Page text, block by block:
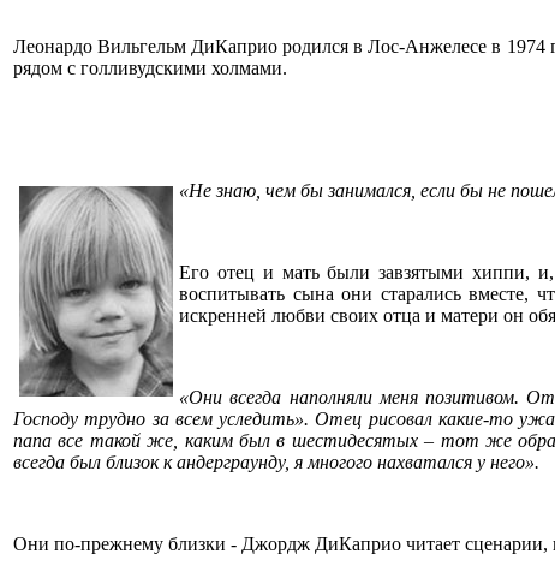
Леонардо Вильгельм ДиКаприо родился в Лос-Анжелесе в 1974
рядом с голливудскими холмами.
«Не знаю, чем бы занимался, если бы не
Его отец и мать были завзятыми хиппи,
воспитывать сына они старались вместе,
искренней любви своих отца и матери он
«Они всегда наполняли меня позитивом.
Господу трудно за всем уследить». Отец рисовал какие-то
папа все такой же, каким был в шестидесятых – тот же
всегда был близок к андерграунду, я многого нахватался у него».
Они по-прежнему близки - Джордж ДиКаприо читает сценарии,